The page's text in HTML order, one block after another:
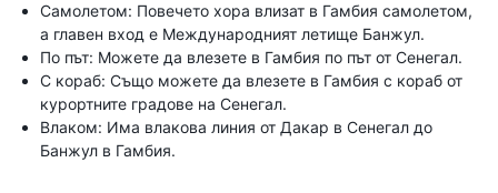
Самолетом: Повечето хора влизат в Гамбия самолетом,
а главен вход е Международният летище Банжул.
По път: Можете да влезете в Гамбия по път от Сенегал.
С кораб: Също можете да влезете в Гамбия с кораб от
курортните градове на Сенегал.
Влаком: Има влакова линия от Дакар в Сенегал до
Банжул в Гамбия.